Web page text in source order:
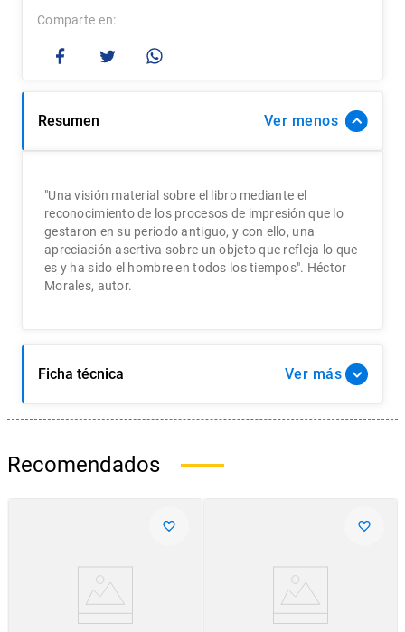
Comparte
Resumen Ver
"Una visión material sobre el libro mediante el
reconocimiento de los procesos de impresión que lo
gestaron en su periodo antiguo, y con ello, una
apreciación asertiva sobre un objeto que refleja lo que
es y ha sido el hombre en todos los tiempos". Héctor
Morales, autor.
Ficha técnica Ver
Recomendados